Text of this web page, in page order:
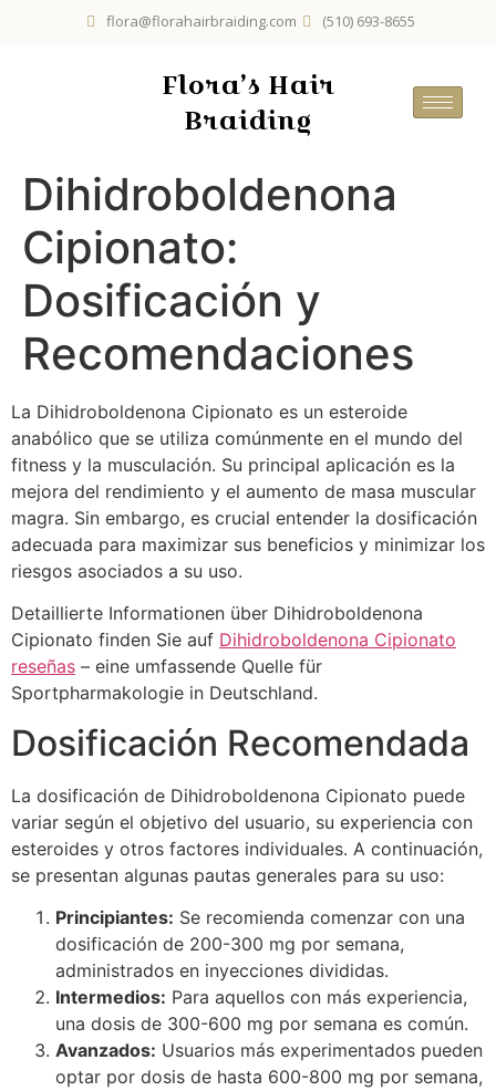
flora@florahairbraiding.com (510) 693-8655
Flora’s Hair
Braiding
Dihidroboldenona
Cipionato:
Dosificación y
Recomendaciones
La Dihidroboldenona Cipionato es un esteroide
anabólico que se utiliza comúnmente en el mundo del
fitness y la musculación. Su principal aplicación es la
mejora del rendimiento y el aumento de masa muscular
magra. Sin embargo, es crucial entender la dosificación
adecuada para maximizar sus beneficios y minimizar los
riesgos asociados a su uso.
Detaillierte Informationen über Dihidroboldenona
Cipionato finden Sie auf Dihidroboldenona Cipionato
reseñas – eine umfassende Quelle für
Sportpharmakologie in Deutschland.
Dosificación Recomendada
La dosificación de Dihidroboldenona Cipionato puede
variar según el objetivo del usuario, su experiencia con
esteroides y otros factores individuales. A continuación,
se presentan algunas pautas generales para su uso:
Principiantes: Se recomienda comenzar con una
dosificación de 200-300 mg por semana,
administrados en inyecciones divididas.
Intermedios: Para aquellos con más experiencia,
una dosis de 300-600 mg por semana es común.
Avanzados: Usuarios más experimentados pueden
optar por dosis de hasta 600-800 mg por semana,